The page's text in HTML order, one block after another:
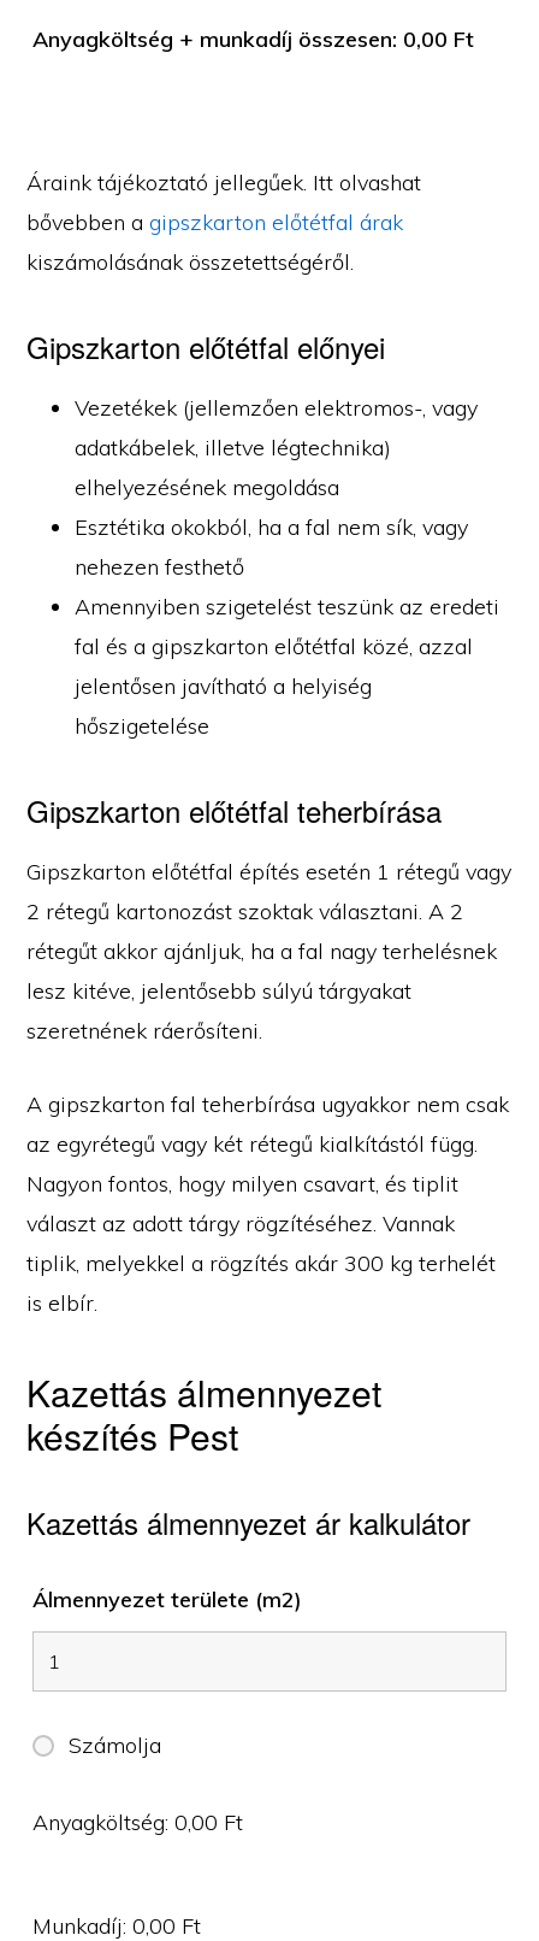
Anyagköltség + munkadíj összesen: 0,00 Ft
Áraink tájékoztató jellegűek. Itt olvashat
bővebben agipszkarton előtétfal árak
kiszámolásának összetettségéről.
Gipszkarton előtétfal előnyei
Vezetékek (jellemzően elektromos-, vagy
adatkábelek, illetve légtechnika)
elhelyezésének megoldása
Esztétika okokból, ha a fal nem sík, vagy
nehezen festhető
Amennyiben szigetelést teszünk az eredeti
fal és a gipszkarton előtétfal közé, azzal
jelentősen javítható a helyiség
hőszigetelése
Gipszkarton előtétfal teherbírása
Gipszkarton előtétfal építés esetén 1 rétegű vagy
2 rétegű kartonozást szoktak választani. A 2
rétegűt akkor ajánljuk, ha a fal nagy terhelésnek
lesz kitéve, jelentősebb súlyú tárgyakat
szeretnének ráerősíteni.
A gipszkarton fal teherbírása ugyakkor nem csak
az egyrétegű vagy két rétegű kialkítástól függ.
Nagyon fontos, hogy milyen csavart, és tiplit
választ az adott tárgy rögzítéséhez. Vannak
tiplik, melyekkel a rögzítés akár 300 kg terhelét
is elbír.
Kazettás álmennyezet
készítés Pest
Kazettás álmennyezet ár kalkulátor
Álmennyezet területe (m2)
Számolja
Anyagköltség:0,00 Ft
Munkadíj:0,00 Ft